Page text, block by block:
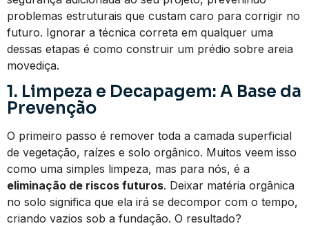
problemas estruturais que custam caro para corrigir no
futuro. Ignorar a técnica correta em qualquer uma
dessas etapas é como construir um prédio sobre areia
movediça.
1. Limpeza e Decapagem: A Base da
Prevenção
O primeiro passo é remover toda a camada superficial
de vegetação, raízes e solo orgânico. Muitos veem isso
como uma simples limpeza, mas para nós, é a
eliminação de riscos futuros. Deixar matéria orgânica
no solo significa que ela irá se decompor com o tempo,
criando vazios sob a fundação. O resultado?